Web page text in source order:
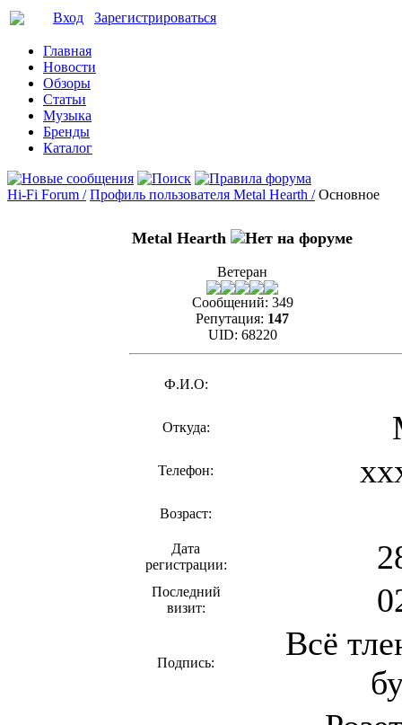
Вход Зарегистрироваться
Главная
Новости
Обзоры
Статьи
Музыка
Бренды
Каталог
Hi-Fi Forum / Профиль пользователя Metal Hearth / Основное
Metal Hearth
Ветеран
Сообщений: 349
Репутация: 147
UID: 68220
Ф.И.О:
Откуда:
Телефон:
Возраст:
Дата
регистрации:
Последний
визит:
Подпись:
Всё